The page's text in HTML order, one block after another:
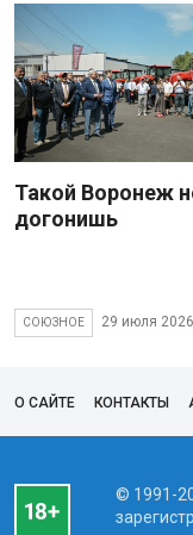
Такой Воронеж
догонишь
СОЮЗНОЕ 29 июля 2026
О САЙТЕ КОНТАКТЫ
© 1991-